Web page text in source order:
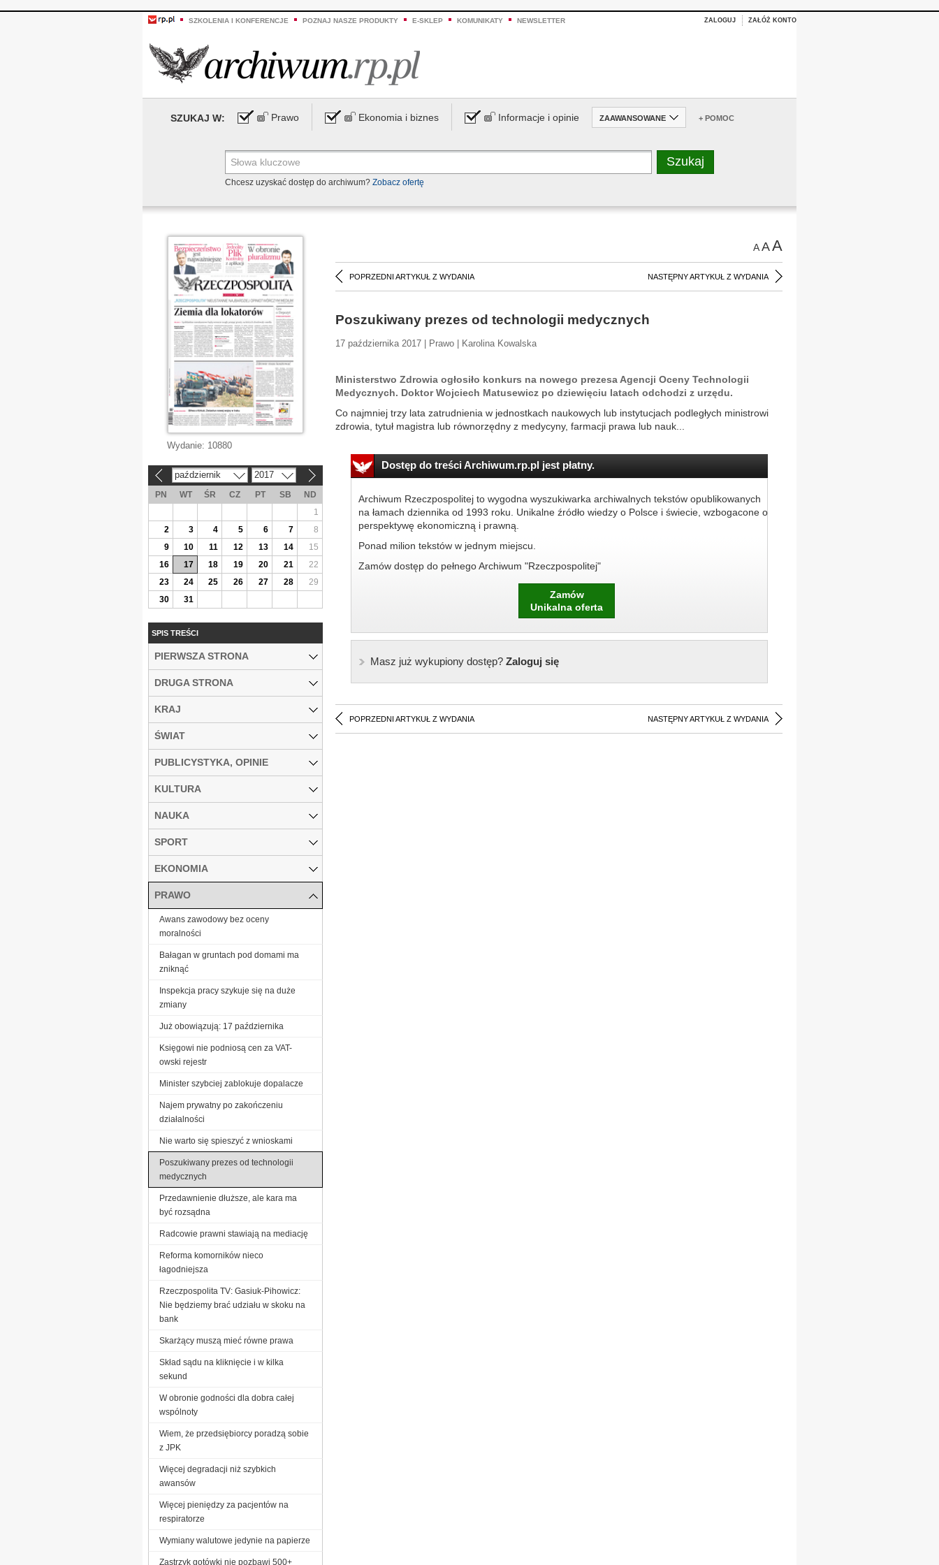
SZKOLENIA I KONFERENCJE POZNAJ NASZE PRODUKTY E-SKLEP KOMUNIKATY NEWSLETTER ZALOGUJ ZAŁÓŻ KONTO
SZUKAJ W: Prawo Ekonomia i biznes Informacje i opinie ZAAWANSOWANE + POMOC
Chcesz uzyskać dostęp do archiwum? Zobacz ofertę
AAA
POPRZEDNI ARTYKUŁ Z WYDANIA NASTĘPNY ARTYKUŁ Z WYDANIA
Poszukiwany prezes od technologii medycznych
17 października 2017 | Prawo | Karolina Kowalska
Ministerstwo Zdrowia ogłosiło konkurs na nowego prezesa Agencji Oceny Technologii
Medycznych. Doktor Wojciech Matusewicz po dziewięciu latach odchodzi z urzędu.
Co najmniej trzy lata zatrudnienia w jednostkach naukowych lub instytucjach podległych ministrowi
zdrowia, tytuł magistra lub równorzędny z medycyny, farmacji prawa lub nauk...
Dostęp do treści Archiwum.rp.pl jest płatny.
Archiwum Rzeczpospolitej to wygodna wyszukiwarka archiwalnych tekstów opublikowanych
na łamach dziennika od 1993 roku. Unikalne źródło wiedzy o Polsce i świecie, wzbogacone o
perspektywę ekonomiczną i prawną.
Ponad milion tekstów w jednym miejscu.
Zamów dostęp do pełnego Archiwum "Rzeczpospolitej"
Zamów
Unikalna oferta
Masz już wykupiony dostęp?Zaloguj się
POPRZEDNI ARTYKUŁ Z WYDANIA NASTĘPNY ARTYKUŁ Z WYDANIA
Wydanie: 10880
październik 2017
PN WT ŚR CZ PT SB
ND
1
2
3 4 5 6 7
8
9
10 11 12 13 14
15
16
17 18 19 20 21
22
23
24 25 26 27 28
29
30
31
SPIS TREŚCI
PIERWSZA STRONA
DRUGA STRONA
KRAJ
ŚWIAT
PUBLICYSTYKA, OPINIE
KULTURA
NAUKA
SPORT
EKONOMIA
PRAWO
Awans zawodowy bez oceny
moralności
Bałagan w gruntach pod domami ma
zniknąć
Inspekcja pracy szykuje się na duże
zmiany
Już obowiązują: 17 października
Księgowi nie podniosą cen za VAT-
owski rejestr
Minister szybciej zablokuje dopalacze
Najem prywatny po zakończeniu
działalności
Nie warto się spieszyć z wnioskami
Poszukiwany prezes od technologii
medycznych
Przedawnienie dłuższe, ale kara ma
być rozsądna
Radcowie prawni stawiają na mediację
Reforma komorników nieco
łagodniejsza
Rzeczpospolita TV: Gasiuk-Pihowicz:
Nie będziemy brać udziału w skoku na
bank
Skarżący muszą mieć równe prawa
Skład sądu na kliknięcie i w kilka
sekund
W obronie godności dla dobra całej
wspólnoty
Wiem, że przedsiębiorcy poradzą sobie
z JPK
Więcej degradacji niż szybkich
awansów
Więcej pieniędzy za pacjentów na
respiratorze
Wymiany walutowe jedynie na papierze
Zastrzyk gotówki nie pozbawi 500+